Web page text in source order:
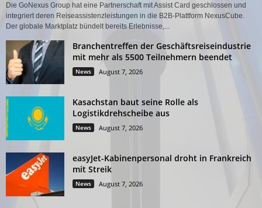
Die GoNexus Group hat eine Partnerschaft mit Assist Card geschlossen und
integriert deren Reiseassistenzleistungen in die B2B-Plattform NexusCube.
Der globale Marktplatz bündelt bereits Erlebnisse,...
Branchentreffen der Geschäftsreiseindustrie
mit mehr als 5500 Teilnehmern beendet
News August 7, 2026
Kasachstan baut seine Rolle als
Logistikdrehscheibe aus
News August 7, 2026
easyJet-Kabinenpersonal droht in Frankreich
mit Streik
News August 7, 2026